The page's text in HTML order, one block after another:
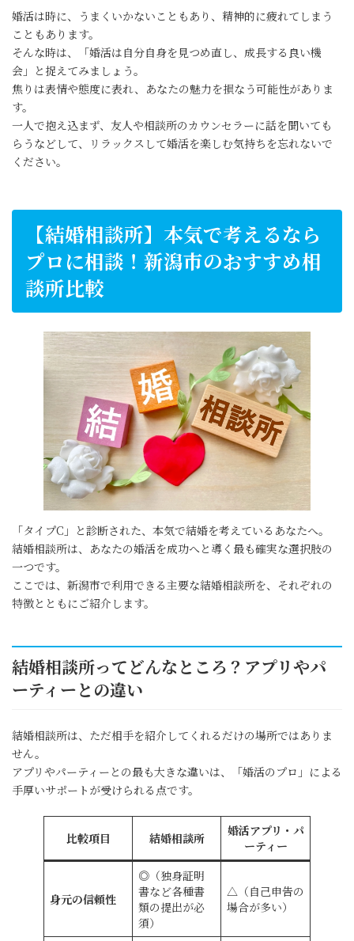
婚活は時に、うまくいかないこともあり、精神的に疲れてしまう
こともあります。
そんな時は、「婚活は自分自身を見つめ直し、成長する良い機
会」と捉えてみましょう。
焦りは表情や態度に表れ、あなたの魅力を損なう可能性がありま
す。
一人で抱え込まず、友人や相談所のカウンセラーに話を聞いても
らうなどして、リラックスして婚活を楽しむ気持ちを忘れないで
ください。
【結婚相談所】本気で考えるなら
プロに相談！新潟市のおすすめ相
談所比較
「タイプC」と診断された、本気で結婚を考えているあなたへ。
結婚相談所は、あなたの婚活を成功へと導く最も確実な選択肢の
一つです。
ここでは、新潟市で利用できる主要な結婚相談所を、それぞれの
特徴とともにご紹介します。
結婚相談所ってどんなところ？アプリやパ
ーティーとの違い
結婚相談所は、ただ相手を紹介してくれるだけの場所ではありま
せん。
アプリやパーティーとの最も大きな違いは、「婚活のプロ」による
手厚いサポートが受けられる点です。
比較項目 結婚相談所
婚活アプリ・パ
ーティー
身元の信頼性
◎（独身証明
書など各種書
類の提出が必
須）
△（自己申告の
場合が多い）